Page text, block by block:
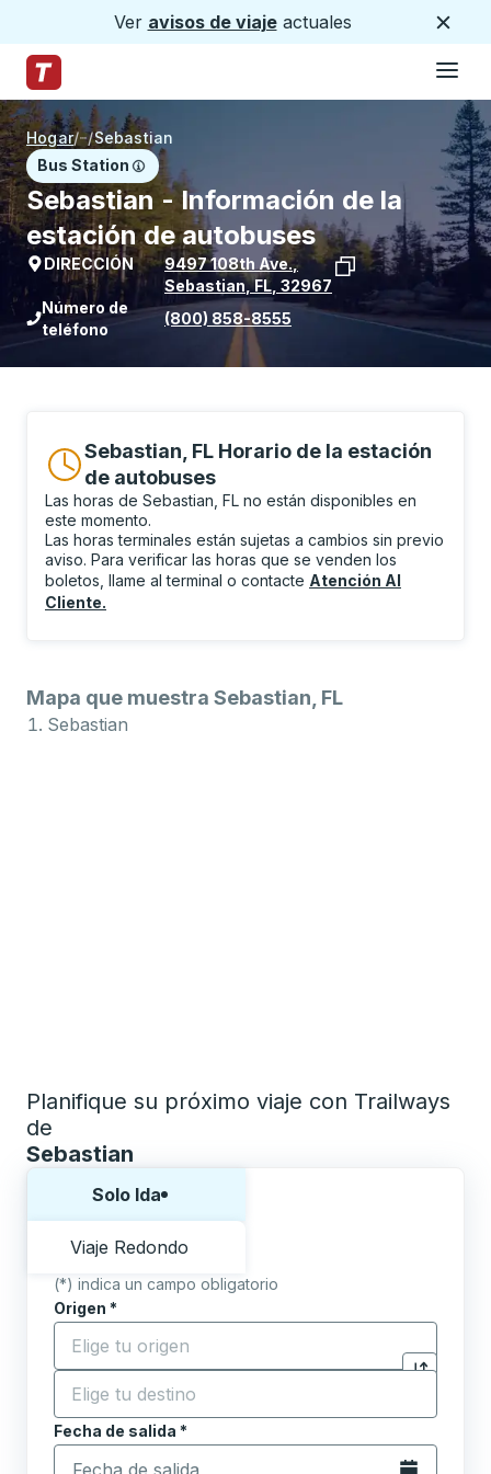
Ver avisos de viajeactuales
Página de inicio de Trailways
Hogar/ /Sebastian
Bus Station
Sebastian - Información de la
estación de autobuses
DIRECCIÓN 9497 108th Ave.,
Sebastian,FL 32967
Ver la ubicación de la parada en
Número de
teléfono
(800) 858-8555
Sebastian, FL Horario de la estación
de autobuses
Las horas de Sebastian, FL no están disponibles en
este momento.
Las horas terminales están sujetas a cambios sin previo
aviso. Para verificar las horas que se venden los
boletos, llame al terminal o contacte Atención Al
Cliente.
Mapa que muestra Sebastian, FL
Sebastian
Planifique su próximo viaje con Trailways
de
Sebastian
Solo Ida
Viaje Redondo
(*) indica un campo obligatorio
Origen *
Comience a escribir la ciudad de origen para abrir
Haga clic
Destino *
Comience a escribir la ciudad de destino para abrir
Fecha de salida *
Escriba la fecha en formato de fecha Barra diagonal
Abra el